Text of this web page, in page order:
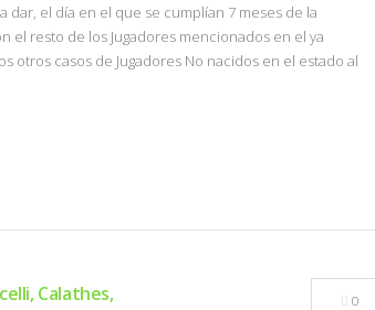
dar, el día en el que se cumplían 7 meses de la
el resto de los Jugadores mencionados en el ya
otros casos de Jugadores No nacidos en el estado al
Calathes,
0